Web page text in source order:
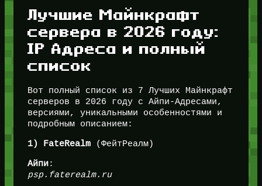
Лучшие Майнкрафт
сервера в 2026 году:
IP Адреса и полный
список
Вот полный список из 7 Лучших Майнкрафт
серверов в 2026 году с Айпи-Адресами,
версиями, уникальными особенностями и
подробным описанием:
1) FateRealm(ФейтРеалм)
Айпи:
psp.faterealm.ru